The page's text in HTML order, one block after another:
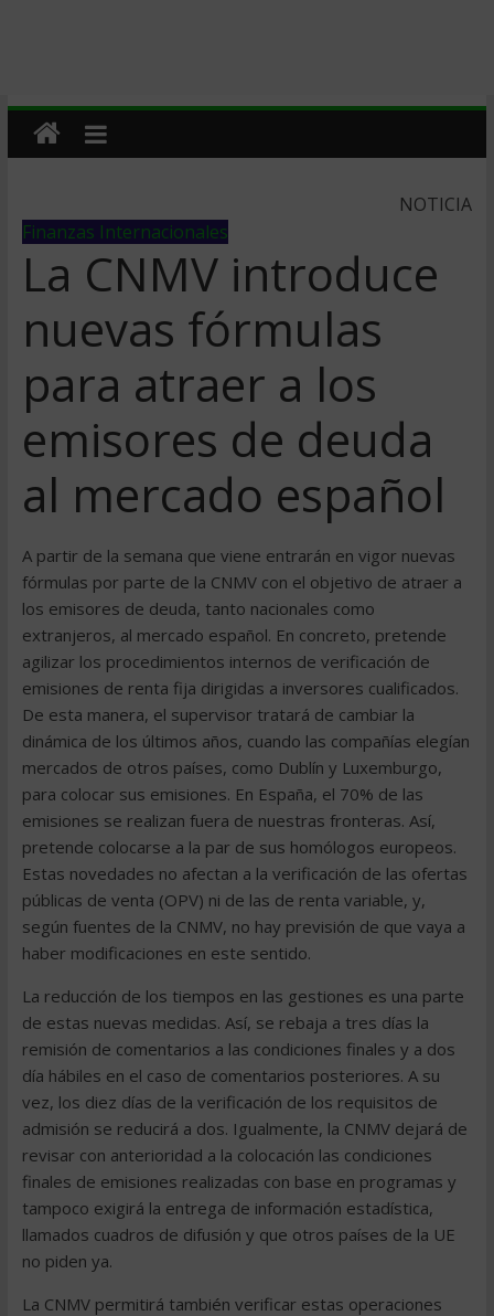
NOTICIA
Finanzas Internacionales
La CNMV introduce
nuevas fórmulas
para atraer a los
emisores de deuda
al mercado español
A partir de la semana que viene entrarán en vigor nuevas
fórmulas por parte de la CNMV con el objetivo de atraer a
los emisores de deuda, tanto nacionales como
extranjeros, al mercado español. En concreto, pretende
agilizar los procedimientos internos de verificación de
emisiones de renta fija dirigidas a inversores cualificados.
De esta manera, el supervisor tratará de cambiar la
dinámica de los últimos años, cuando las compañías elegían
mercados de otros países, como Dublín y Luxemburgo,
para colocar sus emisiones. En España, el 70% de las
emisiones se realizan fuera de nuestras fronteras. Así,
pretende colocarse a la par de sus homólogos europeos.
Estas novedades no afectan a la verificación de las ofertas
públicas de venta (OPV) ni de las de renta variable, y,
según fuentes de la CNMV, no hay previsión de que vaya a
haber modificaciones en este sentido.
La reducción de los tiempos en las gestiones es una parte
de estas nuevas medidas. Así, se rebaja a tres días la
remisión de comentarios a las condiciones finales y a dos
día hábiles en el caso de comentarios posteriores. A su
vez, los diez días de la verificación de los requisitos de
admisión se reducirá a dos. Igualmente, la CNMV dejará de
revisar con anterioridad a la colocación las condiciones
finales de emisiones realizadas con base en programas y
tampoco exigirá la entrega de información estadística,
llamados cuadros de difusión y que otros países de la UE
no piden ya.
La CNMV permitirá también verificar estas operaciones